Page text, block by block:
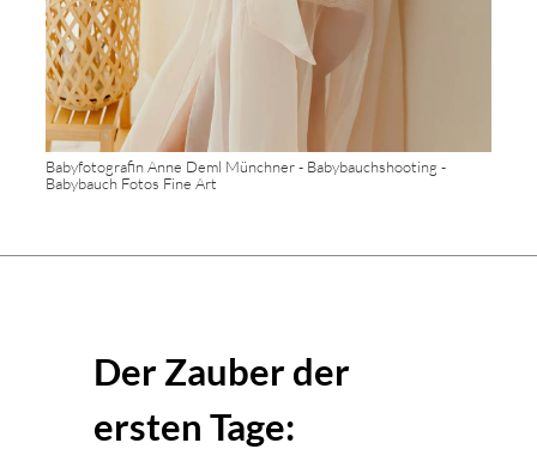
Babyfotografin Anne Deml Münchner - Babybauchshooting -
Babybauch Fotos Fine Art
Der Zauber der
ersten Tage: